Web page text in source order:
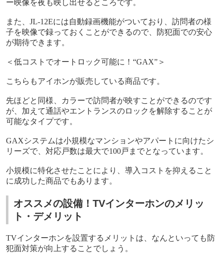
ー映像を夜も映し出せるところです。
また、 JL-12Eには自動録画機能がついており、訪問者の様
子を映像で録っておくことができるので、防犯面での安心
が期待できます。
＜低コストでオートロック可能に！“GAX”＞
こちらもアイホンが販売している商品です。
先ほどと同様、カラーで訪問者が映すことができるのです
が、加えて通話やエントランスのロックを解除することが
可能なタイプです。
GAXシステムは小規模なマンションやアパートに向けたシ
リーズで、対応戸数は最大で100戸までとなっています。
小規模に特化させたことにより、導入コストを抑えること
に成功した商品でもあります。
オススメの設備！TVインターホンのメリッ
ト・デメリット
TVインターホンを設置するメリットは、なんといっても防
犯面対策が向上することでしょう。